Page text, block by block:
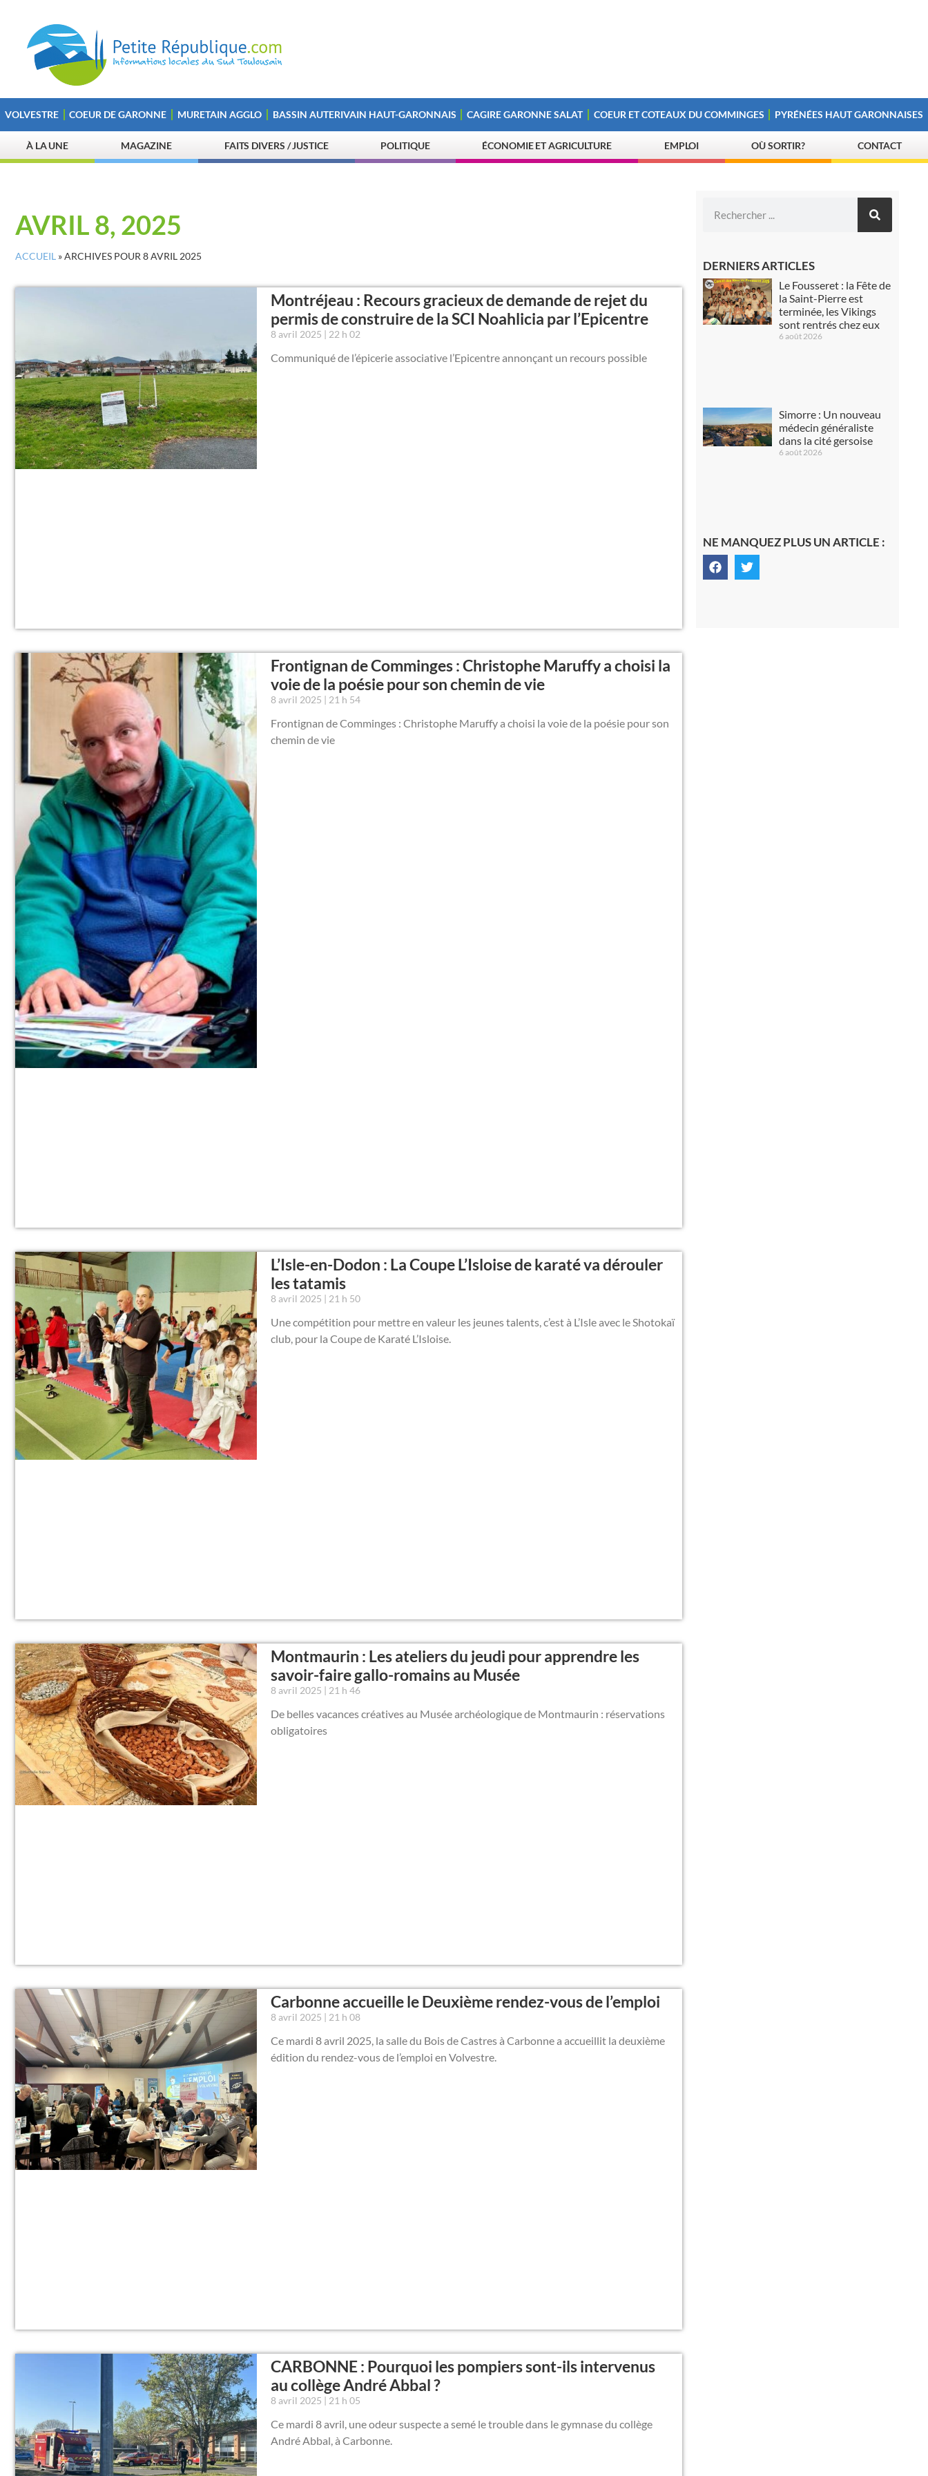
VOLVESTRE COEUR DE GARONNE MURETAIN AGGLO BASSIN AUTERIVAIN HAUT-GARONNAIS CAGIRE GARONNE SALAT COEUR ET COTEAUX DU COMMINGES PYRÉNÉES HAUT GARONNAISES
À LA UNE MAGAZINE FAITS DIVERS / JUSTICE POLITIQUE ÉCONOMIE ET AGRICULTURE EMPLOI OÙ SORTIR? CONTACT
AVRIL 8, 2025
ACCUEIL »ARCHIVES POUR 8 AVRIL 2025
Montréjeau : Recours gracieux de demande de rejet du
permis de construire de la SCI Noahlicia par l’Epicentre
8 avril 2025 22 h 02
Communiqué de l’épicerie associative l’Epicentre annonçant un recours possible
Frontignan de Comminges : Christophe Maruffy a choisi la
voie de la poésie pour son chemin de vie
8 avril 2025 21 h 54
Frontignan de Comminges : Christophe Maruffy a choisi la voie de la poésie pour son
chemin de vie
L’Isle-en-Dodon : La Coupe L’Isloise de karaté va dérouler
les tatamis
8 avril 2025 21 h 50
Une compétition pour mettre en valeur les jeunes talents, c’est à L’Isle avec le Shotokaï
club, pour la Coupe de Karaté L’Isloise.
Montmaurin : Les ateliers du jeudi pour apprendre les
savoir-faire gallo-romains au Musée
8 avril 2025 21 h 46
De belles vacances créatives au Musée archéologique de Montmaurin : réservations
obligatoires
Carbonne accueille le Deuxième rendez-vous de l’emploi
8 avril 2025 21 h 08
Ce mardi 8 avril 2025, la salle du Bois de Castres à Carbonne a accueillit la deuxième
édition du rendez-vous de l’emploi en Volvestre.
CARBONNE : Pourquoi les pompiers sont-ils intervenus
au collège André Abbal ?
8 avril 2025 21 h 05
Ce mardi 8 avril, une odeur suspecte a semé le trouble dans le gymnase du collège
André Abbal, à Carbonne.
DERNIERS ARTICLES
Le Fousseret : la Fête de
la Saint-Pierre est
terminée, les Vikings
sont rentrés chez eux
6 août 2026
Simorre : Un nouveau
médecin généraliste
dans la cité gersoise
6 août 2026
NE MANQUEZ PLUS UN ARTICLE :